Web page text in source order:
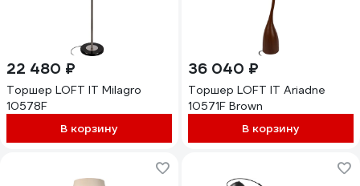
22 480 ₽
Торшер LOFT IT Milagro
10578F
В корзину
36 040 ₽
Торшер LOFT IT Ariadne
10571F Brown
В корзину